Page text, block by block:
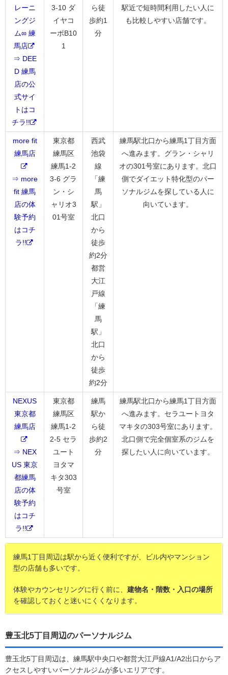
レーニ
ングジ
ム∞ 練
馬店
⇒ DEE
D 練馬
店の公
式サイ
トはコ
チラ!!
3-10 ダ
イヤコ
ーポB10
1
ら徒
歩約1
分
駅近で短時間利用したい人に
も比較しやすい店舗です。
more fit
練馬店
⇒ more
fit 練馬
店の体
験予約
はコチ
ラ!!
東京都
練馬区
練馬1-2
3-6 グラ
ン・シ
ャリオ3
01号室
西武
池袋
線
「練
馬
駅」
北口
から
徒歩
約2分
都営
大江
戸線
「練
馬
駅」
北口
から
徒歩
約2分
練馬駅北口から練馬1丁目方面
へ進みます。グラン・シャリ
オの301号室にあります。北口
側でダイエット特化型のパー
ソナルジムを探している人に
向いています。
NEXUS
東京都
練馬店
⇒ NEX
US 東京
都練馬
店の体
験予約
はコチ
ラ!!
東京都
練馬区
練馬1-2
2-5 セラ
ユート
ヨタマ
キタ303
号室
練馬
駅か
ら徒
歩約2
分
練馬駅北口から練馬1丁目方面
へ進みます。セラユートヨタ
マキタの303号室にあります。
北口側で完全個室系のジムを
探したい人に向いています。
練馬1丁目周辺は駅から近く便利ですが、ビル内やマンション
型の店舗も多いです。
体験やカウンセリングに行く前に、 建物名・階数・入口の場所
を確認しておくと迷いにくくなります。
豊玉北5丁目周辺のパーソナルジム
豊玉北5丁目周辺は、練馬駅中央口や都営大江戸線A1/A2出口からア
クセスしやすいパーソナルジムが多いエリアです。